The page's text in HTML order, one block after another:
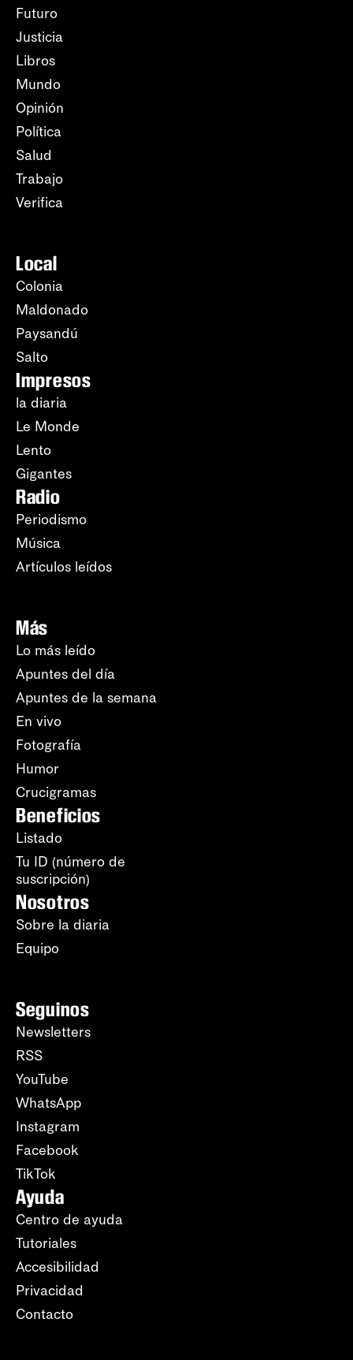
Futuro
Justicia
Libros
Mundo
Opinión
Política
Salud
Trabajo
Verifica
Local
Colonia
Maldonado
Paysandú
Salto
Impresos
la diaria
Le Monde
Lento
Gigantes
Radio
Periodismo
Música
Artículos leídos
Más
Lo más leído
Apuntes del día
Apuntes de la semana
En vivo
Fotografía
Humor
Crucigramas
Beneficios
Listado
Tu ID (número de
suscripción)
Nosotros
Sobre la diaria
Equipo
Seguinos
Newsletters
RSS
YouTube
WhatsApp
Instagram
Facebook
TikTok
Ayuda
Centro de ayuda
Tutoriales
Accesibilidad
Privacidad
Contacto